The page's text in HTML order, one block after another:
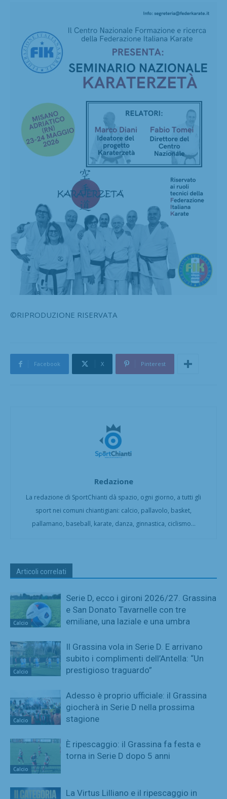
©RIPRODUZIONE RISERVATA
Facebook X Pinterest
Redazione
La redazione di SportChianti dà spazio, ogni giorno, a tutti gli
sport nei comuni chiantigiani: calcio, pallavolo, basket,
pallamano, baseball, karate, danza, ginnastica, ciclismo...
Articoli correlati
Calcio
Serie D, ecco i gironi 2026/27. Grassina
e San Donato Tavarnelle con tre
emiliane, una laziale e una umbra
Calcio
Il Grassina vola in Serie D. E arrivano
subito i complimenti dell’Antella: “Un
prestigioso traguardo”
Calcio
Adesso è proprio ufficiale: il Grassina
giocherà in Serie D nella prossima
stagione
Calcio
È ripescaggio: il Grassina fa festa e
torna in Serie D dopo 5 anni
La Virtus Lilliano e il ripescaggio in